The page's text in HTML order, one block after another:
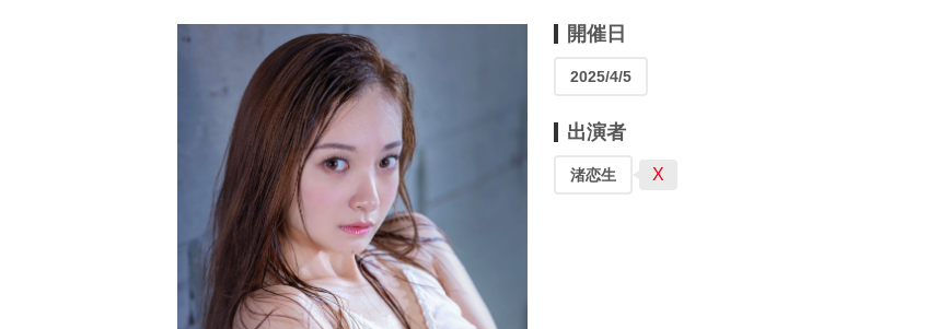
開催日
2025/4/5
出演者
渚恋生 X